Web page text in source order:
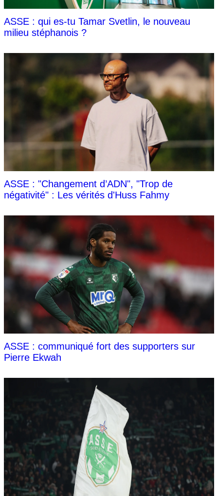
ASSE : qui es-tu Tamar Svetlin, le nouveau
milieu stéphanois ?
ASSE : "Changement d’ADN", "Trop de
négativité" : Les vérités d'Huss Fahmy
ASSE : communiqué fort des supporters sur
Pierre Ekwah